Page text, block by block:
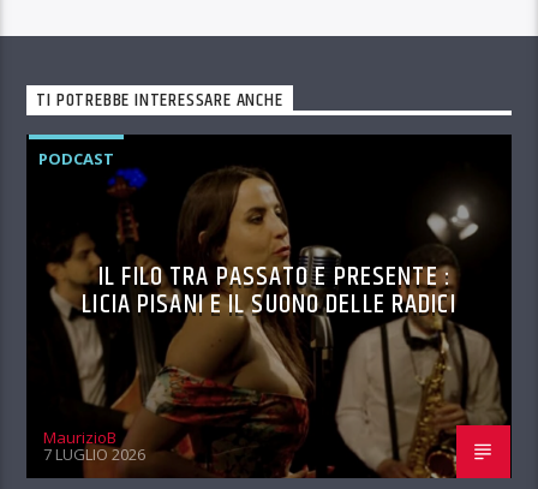
TI POTREBBE INTERESSARE ANCHE
PODCAST
IL FILO TRA PASSATO E PRESENTE :
LICIA PISANI E IL SUONO DELLE RADICI
MaurizioB
7 LUGLIO 2026